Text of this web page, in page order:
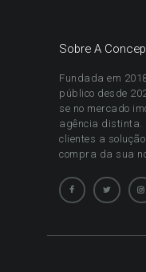
Sobre A
Fundada em
público desde
se no mercado
agência distinta.
clientes a
compra da sua